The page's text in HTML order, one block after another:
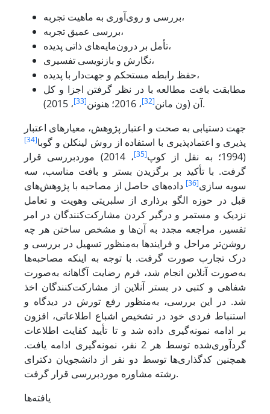
بررسی و روی‌آوری به ماهیت تجربه،
بررسی عمیق تجربه،
تأمل بر درون‌مایه‌های ذاتی پدیده،
نگارش و بازنویسی تفسیری،
حفظ رابطه مستحکم و جهت‌دار با پدیده،
مطابقت بافت مطالعه با در نظر گرفتن اجزا و کل
آن (ون مانن[32] ، 2016؛ هنونن [33]
، 2015).
جهت دستیابی به صحت و اعتبار پژوهش، معیارهای اعتبار
پذیری و اعتمادپذیری با استفاده از روش لینکلن و گوبا[34]
(1994؛ به نقل از کوپ [35]
، 2014) موردبررسی قرار
گرفت. با تأکید بر برگزیدن بستر و بافت مناسب، سه
سویه سازی[36]
داده‌های حاصل از مصاحبه با پژوهش‌های
قبل در حوزه الگو برذاری از سلبریتی وهویت و تعامل
نزدیک و مستمر و درگیر کردن مشارکت‌کنندگان در امر
تفسیر، مراجعه مجدد به آن‌ها و مشخص ساختن هر چه
روشن‌تر مراحل و فرایندها به‌منظور تسهیل در بررسی و
درک تجارب صورت گرفت. با توجه به اینکه مصاحبه‌ها
به‌صورت آنلاین انجام شد، فرم رضایت آگاهانه به‌صورت
شفاهی و کتبی در بستر آنلاین از مشارکت‌کنندگان اخذ
شد. در این بررسی، به‌منظور رفع تورش در دیدگاه و
استنباط فردی خود در تشخیص اشباع اطلاعاتی، افزون
بر ادامه نمونه‌‌گیری داده شد و تا تأیید کفایت اطلاعات
گردآوری‌شده توسط هر 2 نفر، نمونه‌‌گیری ادامه یافت.
همچنین کدگذاری‌ها توسط دو نفر از دانشجویان دکترای
رشته مشاوره موردبررسی قرار گرفت.
یافته‌ها